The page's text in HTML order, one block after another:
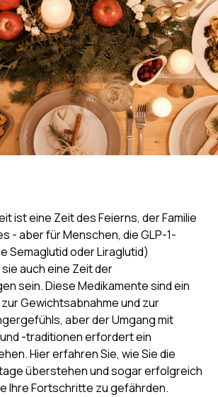
ist eine Zeit des Feierns, der Familie
- aber für Menschen, die GLP-1-
Semaglutid oder Liraglutid)
auch eine Zeit der
sein. Diese Medikamente sind ein
Gewichtsabnahme und zur
aber der Umgang mit
-traditionen erfordert ein
Hier erfahren Sie, wie Sie die
überstehen und sogar erfolgreich
Ihre Fortschritte zu gefährden.